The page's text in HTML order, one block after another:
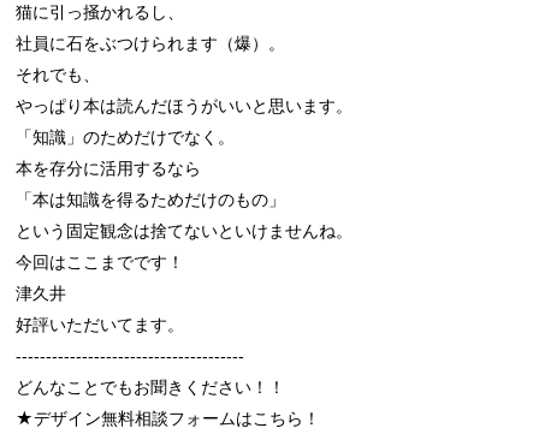
猫に引っ掻かれるし、
社員に石をぶつけられます（爆）。
それでも、
やっぱり本は読んだほうがいいと思います。
「知識」のためだけでなく。
本を存分に活用するなら
「本は知識を得るためだけのもの」
という固定観念は捨てないといけませんね。
今回はここまでです！
津久井
好評いただいてます。
--------------------------------------
どんなことでもお聞きください！！
★デザイン無料相談フォームはこちら！